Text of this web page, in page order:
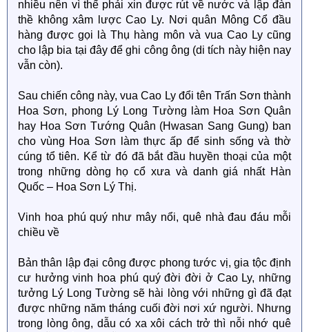
nhiều nên vì thế phải xin được rút về nước và lập đàn
thề không xâm lược Cao Ly. Nơi quân Mông Cổ đầu
hàng được gọi là Thụ hàng môn và vua Cao Ly cũng
cho lập bia tại đây để ghi công ông (di tích này hiện nay
vẫn còn).
Sau chiến công này, vua Cao Ly đổi tên Trấn Sơn thành
Hoa Sơn, phong Lý Long Tường làm Hoa Sơn Quân
hay Hoa Sơn Tướng Quân (Hwasan Sang Gung) ban
cho vùng Hoa Sơn làm thực ấp để sinh sống và thờ
cúng tổ tiên. Kể từ đó đã bắt đầu huyền thoại của một
trong những dòng họ cổ xưa và danh giá nhất Hàn
Quốc – Hoa Sơn Lý Thị.
Vinh hoa phú quý như mây nổi, quê nhà đau đáu mỗi
chiều về
Bản thân lập đại công được phong tước vị, gia tộc định
cư hưởng vinh hoa phú quý đời đời ở Cao Ly, những
tưởng Lý Long Tường sẽ hài lòng với những gì đã đạt
được những năm tháng cuối đời nơi xứ người. Nhưng
trong lòng ông, dẫu có xa xôi cách trở thì nỗi nhớ quê